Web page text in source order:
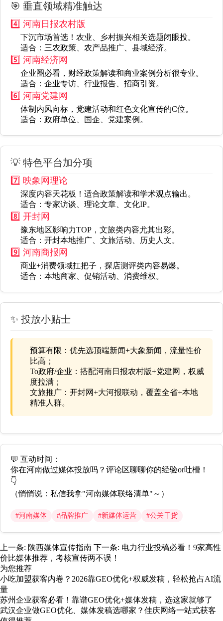
🎯 垂直领域精准触达
4️⃣ 河南日报农村版
下沉市场首选！农业、乡村振兴相关选题闭眼投。
适合 ：三农政策、农产品推广、县域经济。
5️⃣ 河南经济网
企业圈必看，财经政策解读和商业案例分析很专业。
适合 ：企业专访、行业报告、招商引资。
6️⃣ 河南党建网
体制内风向标，党建活动和红色文化宣传的C位。
适合 ：政府单位、国企、党建案例。
💡 特色平台加分项
7️⃣ 映象网理论
深度内容天花板！适合政策解读和学术观点输出。
适合 ：专家访谈、理论文章、文化IP。
8️⃣ 开封网
豫东地区影响力TOP，文旅类内容尤其出彩。
适合 ：开封本地推广、文旅活动、历史人文。
9️⃣ 河南商报网
商业+消费领域扛把子，探店测评类内容易爆。
适合 ：本地商家、促销活动、消费维权。
✨ 投放小贴士
预算有限 ：优先选顶端新闻+大象新闻 ，流量性价
比高；
To政府/企业 ：搭配河南日报农村版+党建网 ，权威
度拉满；
文旅推广 ： 开封网+大河报联动，覆盖全省+本地
精准人群。
💬 互动时间 ：
你在河南做过媒体投放吗？评论区聊聊你的经验or吐槽！
👇
（悄悄说：私信我拿"河南媒体联络清单"～）
#河南媒体 #品牌推广 #新媒体运营 #公关干货
上一条: 陕西媒体宣传指南 下一条: 电力行业投稿必看！9家高性
价比媒体推荐，考核宣传两不误！
为您推荐
小吃加盟获客内卷？2026靠GEO优化+权威发稿，轻松抢占AI流
量
苏州企业获客必看！靠谱GEO优化+媒体发稿，选这家就够了
武汉企业做GEO优化、媒体发稿选哪家？佳庆网络一站式获客